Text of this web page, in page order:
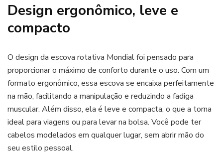
Design ergonômico, leve e
compacto
O design da escova rotativa Mondial foi pensado para
proporcionar o máximo de conforto durante o uso. Com um
formato ergonômico, essa escova se encaixa perfeitamente
na mão, facilitando a manipulação e reduzindo a fadiga
muscular. Além disso, ela é leve e compacta, o que a torna
ideal para viagens ou para levar na bolsa. Você pode ter
cabelos modelados em qualquer lugar, sem abrir mão do
seu estilo pessoal.